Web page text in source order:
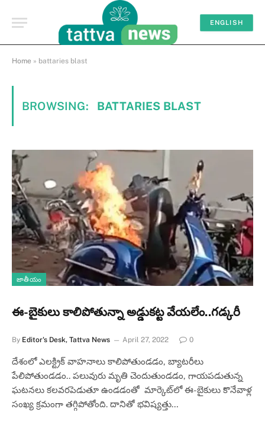
ENGLISH
Home » battaries blast
BROWSING: BATTARIES BLAST
జాతీయం
ఈ-బైకులు కాలిపోతున్నా అడ్డుకట్ట వేయలేం..గడ్కరీ
By Editor's Desk, Tattva News April 27, 2022 0
దేశంలో ఎలక్ట్రిక్‌ వాహనాలు కాలిపోతుండడం, బ్యాటరీలు
పేలిపోతుండడం.. పలువురు మృతి చెందుతుండడం, గాయపడుతున్న
ఘటనలు కలవరపెడుతూ ఉండడంతో మార్కెట్‌లో ఈ-బైకులు కొనేవాళ్ల
సంఖ్య క్రమంగా తగ్గిపోతోంది. దానితో భవిష్యత్తు…